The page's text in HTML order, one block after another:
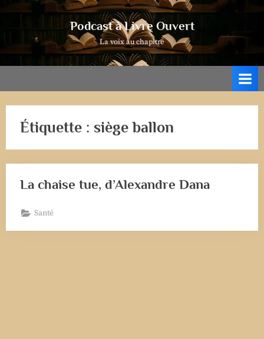
Podcast à Livre Ouvert
La voix au chapitre
Étiquette : siège ballon
La chaise tue, d’Alexandre Dana
Santé